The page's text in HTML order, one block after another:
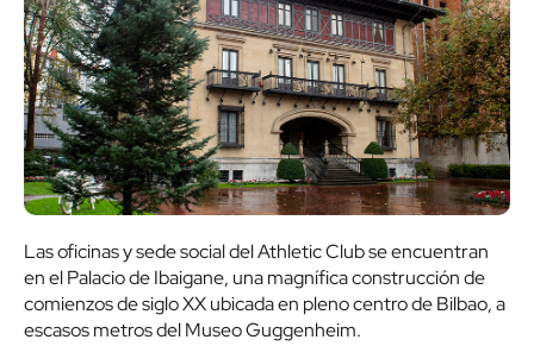
Las oficinas y sede social del Athletic Club se encuentran
en el Palacio de Ibaigane, una magnífica construcción de
comienzos de siglo XX ubicada en pleno centro de Bilbao, a
escasos metros del Museo Guggenheim.